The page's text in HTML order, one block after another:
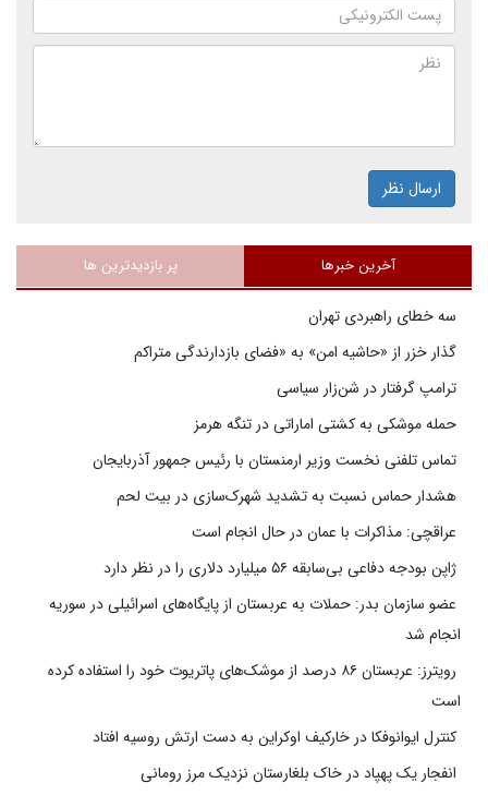
ارسال نظر
آخرین خبرها پر بازدیدترین ها
سه خطای راهبردی تهران
گذار خزر از «حاشیه امن» به «فضای بازدارندگی متراکم
ترامپ گرفتار در شن‌زار سیاسی
حمله موشکی به کشتی اماراتی در تنگه هرمز
تماس تلفنی نخست وزیر ارمنستان با رئیس جمهور آذربایجان
هشدار حماس نسبت به تشدید شهرک‌سازی در بیت‌ لحم
عراقچی: مذاکرات با عمان در حال انجام است
ژاپن بودجه دفاعی بی‌سابقه ۵۶ میلیارد دلاری را در نظر دارد
عضو سازمان بدر: حملات به عربستان از پایگاه‌های اسرائیلی در سوریه
انجام شد
رویترز: عربستان ۸۶ درصد از موشک‌های پاتریوت خود را استفاده کرده
است
کنترل ایوانوفکا در خارکیف اوکراین به دست ارتش روسیه افتاد
انفجار یک پهپاد در خاک بلغارستان نزدیک مرز رومانی